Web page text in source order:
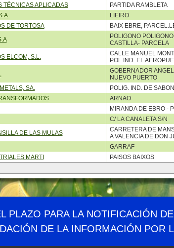
TÉCNICAS APLICADAS PARTIDA RAMBLETA
LIEIRO
DE TORTOSA BAIX EBRE,
POLIGONO
CASTILLA- PARCELA
ELCOM, S.L.
CALLE MANUEL
POL.IND. EL
GOBERNADOR
NUEVO PUERTO
SA. POLIG. IND. DE
ARNAO
MIRANDA DE EBRO -
C/ LA CANALETA S/N
DE LAS MULAS
CARRETERA DE
A VALENCIA DE DON
GARRAF
MARTI PAISOS BAIXOS
y el Reto Demográfico
Mapa web Canales
PLAZO PARA LA NOTIFICACIÓN
DE LA INFORMACIÓN POR